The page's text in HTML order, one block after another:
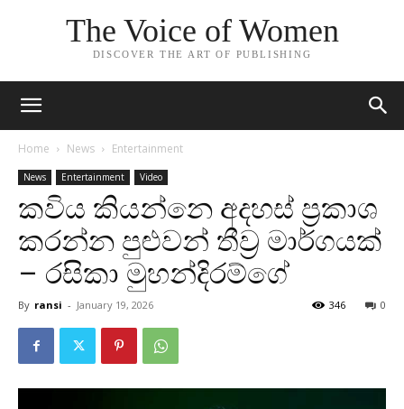
The Voice of Women
DISCOVER THE ART OF PUBLISHING
Home News Entertainment
News Entertainment Video
කවිය කියන්නෙ අදහස් ප්‍රකාශ
කරන්න පුළුවන් තීව්‍ර මාර්ගයක්
– රසිකා මුහන්දිරම්ගේ
By ransi - January 19, 2026 0
346